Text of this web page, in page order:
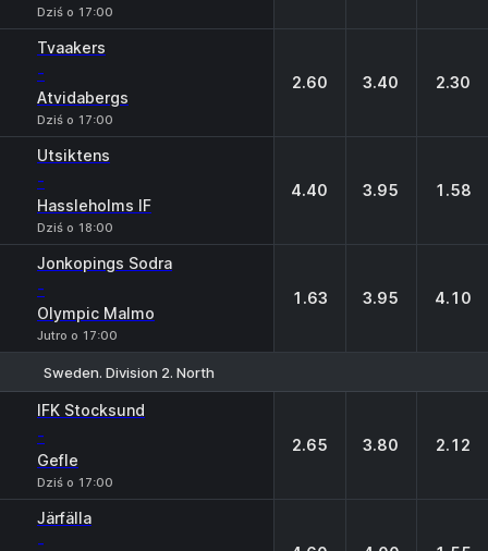
Dziś o 17:00
Tvaakers
-
Atvidabergs
Dziś o 17:00
2.60 3.40 2.30
Utsiktens
-
Hassleholms IF
Dziś o 18:00
4.40 3.95 1.58
Jonkopings Sodra
-
Olympic Malmo
Jutro o 17:00
1.63 3.95 4.10
Sweden. Division 2. North
IFK Stocksund
-
Gefle
Dziś o 17:00
2.65 3.80 2.12
Järfälla
-